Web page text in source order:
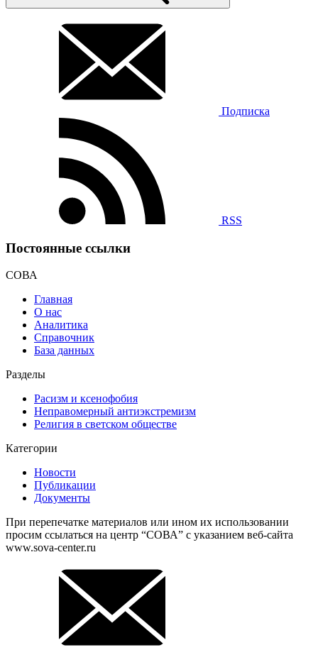
Подписка
RSS
Постоянные ссылки
СОВА
Главная
О нас
Аналитика
Справочник
База данных
Разделы
Расизм и ксенофобия
Неправомерный антиэкстремизм
Религия в светском обществе
Категории
Новости
Публикации
Документы
При перепечатке материалов или ином их использовании
просим ссылаться на центр “СОВА” с указанием веб-сайта
www.sova-center.ru